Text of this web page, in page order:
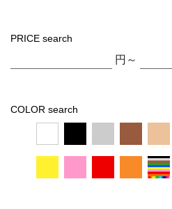
PRICE search
円～
COLOR search